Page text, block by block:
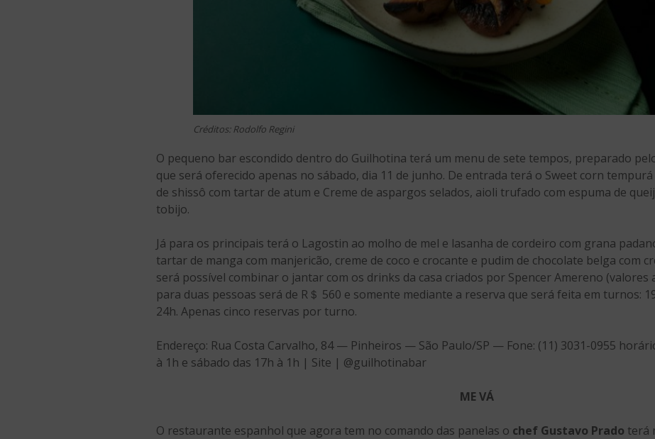
Créditos: Rodolfo Regini
O pequeno bar escondido dentro do Guilhotina terá um menu de sete tempos, preparado
que será oferecido apenas no sábado, dia 11 de junho. De entrada terá o Sweet corn
de shissô com tartar de atum e Creme de aspargos selados, aioli trufado com espuma de
tobijo.
Já para os principais terá o Lagostin ao molho de mel e lasanha de cordeiro com grana
tartar de manga com manjericão, creme de coco e crocante e pudim de chocolate belga com
será possível combinar o jantar com os drinks da casa criados por Spencer Amereno (valores
para duas pessoas será de R＄ 560 e somente mediante a reserva que será feita em turnos:
24h. Apenas cinco reservas por turno.
Endereço: Rua Costa Carvalho, 84 — Pinheiros — São Paulo/SP — Fone: (11) 3031-0955
à 1h e sábado das 17h à 1h | Site | @guilhotinabar
ME VÁ
O restaurante espanhol que agora tem no comando das panelas o chef Gustavo Prado terá